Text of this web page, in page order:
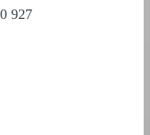
927